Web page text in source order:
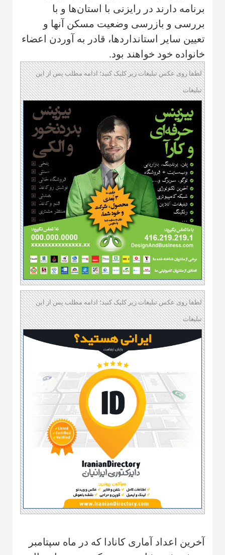
برنامه دارند در رایزنی با استان‌ها و با
بررسی و بازرسی وضعیت مسکن آنها و
تعیین سایر استانداردها، قادر به آوردن اعضاء
خانواده خود خواهند بود.
لطفا روی عکس تبلیغات زیر کلیک کنید؛ ادامه مطلب پس از این
تبلیغات
لطفا روی عکس تبلیغات زیر کلیک کنید؛ ادامه مطلب پس از این
تبلیغات
آخرین اعداد آماری کانادا که در ماه سپتامبر